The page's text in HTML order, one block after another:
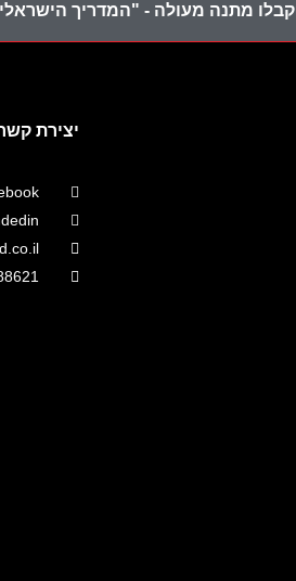
קבלו מתנה מעולה - "המדריך הישראלי
יצירת